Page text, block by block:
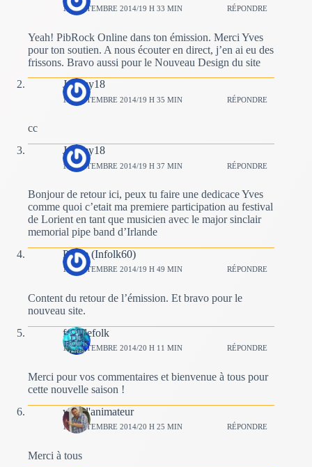
14 SEPTEMBRE 2014/19 H 33 MIN RÉPONDRE
Yeah! PibRock Online dans ton émission. Merci Yves
pour ton soutien. A nous écouter en direct, j’en ai eu des
frissons. Bravo aussi pour le Nouveau Design du site
Jeremy18
14 SEPTEMBRE 2014/19 H 35 MIN RÉPONDRE
cc
Jeremy18
14 SEPTEMBRE 2014/19 H 37 MIN RÉPONDRE
Bonjour de retour ici, peux tu faire une dedicace Yves
comme quoi c’etait ma premiere participation au festival
de Lorient en tant que musicien avec le major sinclair
memorial pipe band d’Irlande
Pierre (Infolk60)
14 SEPTEMBRE 2014/19 H 49 MIN RÉPONDRE
Content du retour de l’émission. Et bravo pour le
nouveau site.
fousdefolk
14 SEPTEMBRE 2014/20 H 11 MIN RÉPONDRE
Merci pour vos commentaires et bienvenue à tous pour
cette nouvelle saison !
yves l'animateur
14 SEPTEMBRE 2014/20 H 25 MIN RÉPONDRE
Merci à tous